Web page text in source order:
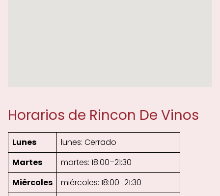
Horarios de Rincon De Vinos
Lunes
lunes: Cerrado
Martes
martes: 18:00–21:30
Miércoles
miércoles: 18:00–21:30